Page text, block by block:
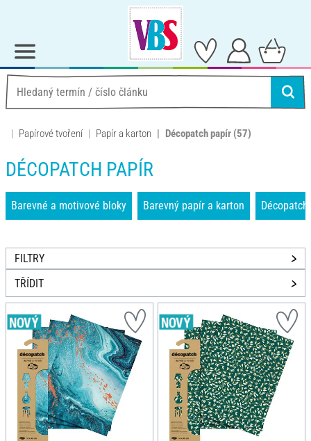
Papírové tvoření Papír a karton Décopatch papír (57)
DÉCOPATCH PAPÍR
Barevné a motivové bloky Barevný papír a karton
FILTRY
TŘÍDIT